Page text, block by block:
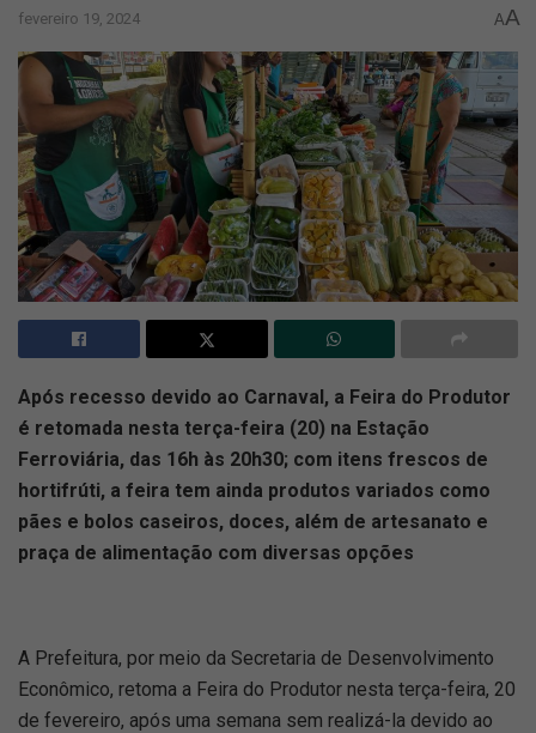
fevereiro 19, 2024 AA
Após recesso devido ao Carnaval, a Feira do Produtor
é retomada nesta terça-feira (20) na Estação
Ferroviária, das 16h às 20h30; com itens frescos de
hortifrúti, a feira tem ainda produtos variados como
pães e bolos caseiros, doces, além de artesanato e
praça de alimentação com diversas opções
A Prefeitura, por meio da Secretaria de Desenvolvimento
Econômico, retoma a Feira do Produtor nesta terça-feira, 20
de fevereiro, após uma semana sem realizá-la devido ao